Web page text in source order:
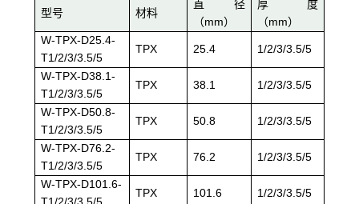
型号 材料
直径
（mm）
厚度
（mm）
W-TPX-D25.4-
T1/2/3/3.5/5
TPX 25.4 1/2/3/3.5/5
W-TPX-D38.1-
T1/2/3/3.5/5
TPX 38.1 1/2/3/3.5/5
W-TPX-D50.8-
T1/2/3/3.5/5
TPX 50.8 1/2/3/3.5/5
W-TPX-D76.2-
T1/2/3/3.5/5
TPX 76.2 1/2/3/3.5/5
W-TPX-D101.6-
TPX 101.6 1/2/3/3.5/5